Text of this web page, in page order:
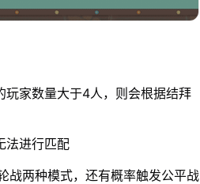
家数量大于4人，则会根据结拜
法进行匹配
两种模式，还有概率触发公平战